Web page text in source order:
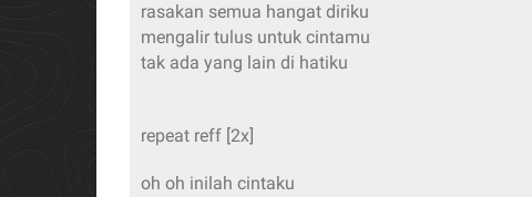
rasakan semua hangat diriku
mengalir tulus untuk cintamu
tak ada yang lain di hatiku
repeat reff [2x]
oh oh inilah cintaku